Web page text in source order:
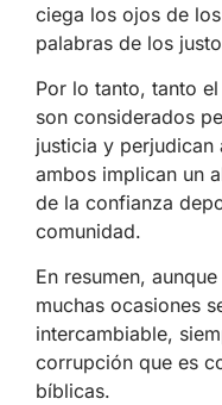
ciega los ojos de
palabras de los
Por lo tanto, tanto
son considerados
justicia y perjudican
ambos implican un
de la confianza
comunidad.
En resumen, aunque
muchas ocasiones
intercambiable,
corrupción que es
bíblicas.